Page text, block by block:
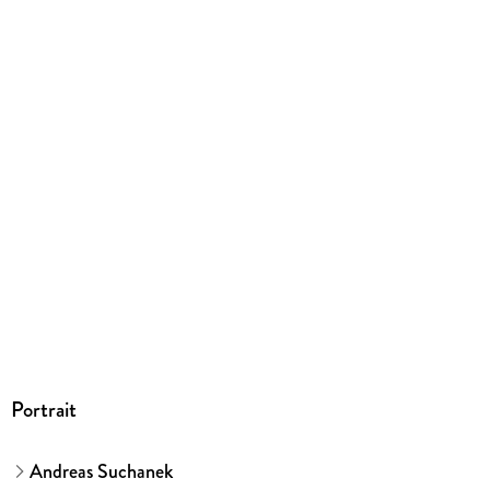
Portrait
Andreas Suchanek